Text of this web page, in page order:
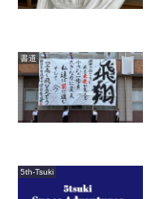
書道
5th-Tsuki